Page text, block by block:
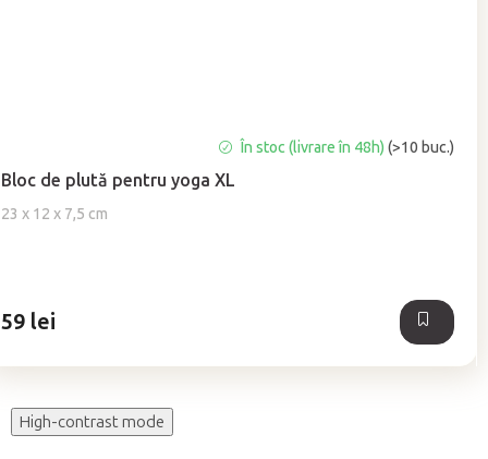
Bloc de plută pentru yoga XL
23 x 12 x 7,5 cm
medie
a
produsului
stele.
În stoc (livrare în 48h)(>10 buc.)
59 lei
High-contrast mode